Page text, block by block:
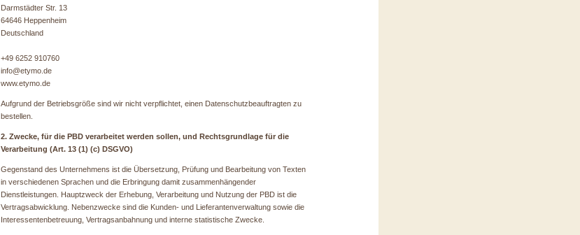
Darmstädter Str. 13
64646 Heppenheim
Deutschland
+49 6252 910760
info@etymo.de
www.etymo.de
Aufgrund der Betriebsgröße sind wir nicht verpflichtet, einen Datenschutzbeauftragten zu
bestellen.
2. Zwecke, für die PBD verarbeitet werden sollen, und Rechtsgrundlage für die
Verarbeitung (Art. 13 (1) (c) DSGVO)
Gegenstand des Unternehmens ist die Übersetzung, Prüfung und Bearbeitung von Texten
in verschiedenen Sprachen und die Erbringung damit zusammenhängender
Dienstleistungen. Hauptzweck der Erhebung, Verarbeitung und Nutzung der PBD ist die
Vertragsabwicklung. Nebenzwecke sind die Kunden- und Lieferantenverwaltung sowie die
Interessentenbetreuung, Vertragsanbahnung und interne statistische Zwecke.